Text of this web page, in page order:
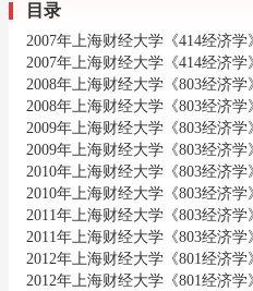
目录
2007年上海财经大学《414经济学
2007年上海财经大学《414经济
2008年上海财经大学《803经济学
2008年上海财经大学《803经济
2009年上海财经大学《803经济学
2009年上海财经大学《803经济
2010年上海财经大学《803经济学
2010年上海财经大学《803经济
2011年上海财经大学《803经济学
2011年上海财经大学《803经济
2012年上海财经大学《801经济学
2012年上海财经大学《801经济